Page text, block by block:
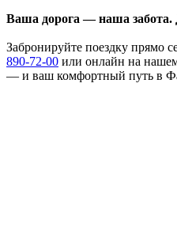
Ваша дорога — наша забота.
Забронируйте поездку прямо
890-72-00 или онлайн на
— и ваш комфортный путь в